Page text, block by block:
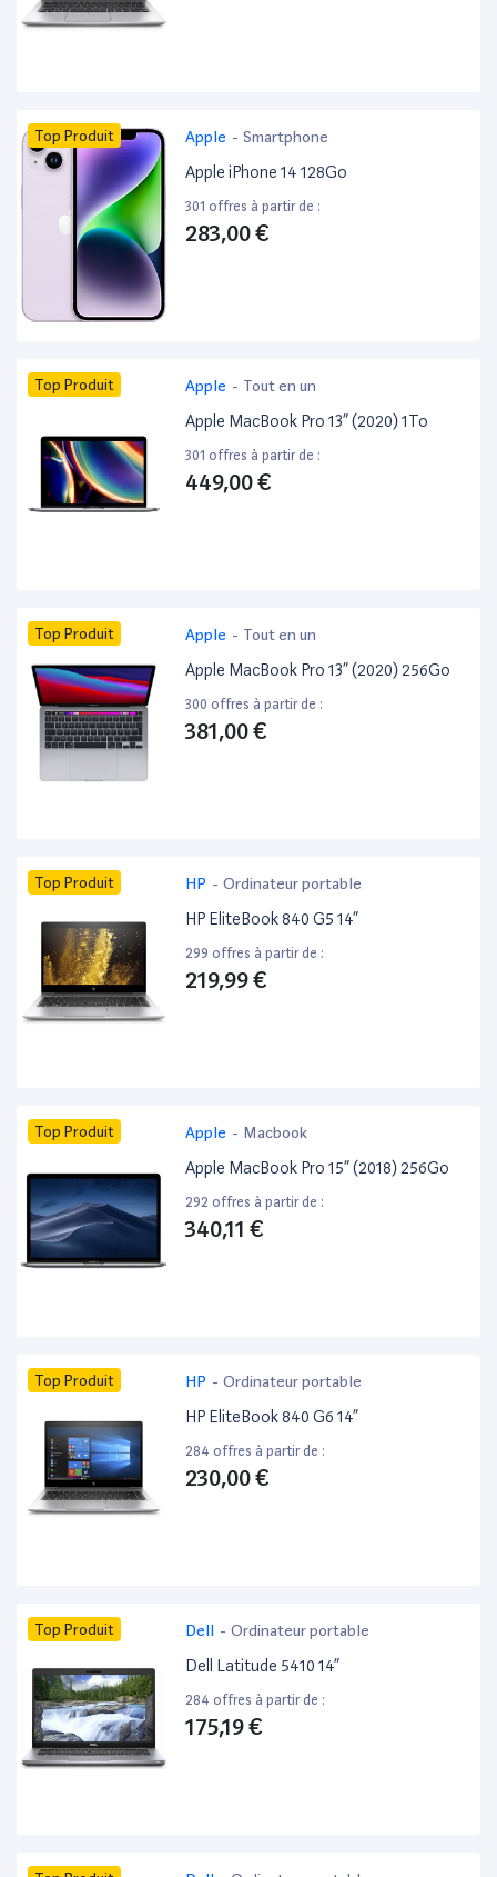
Top Produit Apple - Smartphone
Apple iPhone 14 128Go
301 offres à partir de :
283,00 €
Top Produit Apple - Tout en un
Apple MacBook Pro 13” (2020) 1To
301 offres à partir de :
449,00 €
Top Produit Apple - Tout en un
Apple MacBook Pro 13” (2020) 256Go
300 offres à partir de :
381,00 €
Top Produit HP - Ordinateur portable
HP EliteBook 840 G5 14”
299 offres à partir de :
219,99 €
Top Produit Apple - Macbook
Apple MacBook Pro 15” (2018) 256Go
292 offres à partir de :
340,11 €
Top Produit HP - Ordinateur portable
HP EliteBook 840 G6 14”
284 offres à partir de :
230,00 €
Top Produit Dell - Ordinateur portable
Dell Latitude 5410 14”
284 offres à partir de :
175,19 €